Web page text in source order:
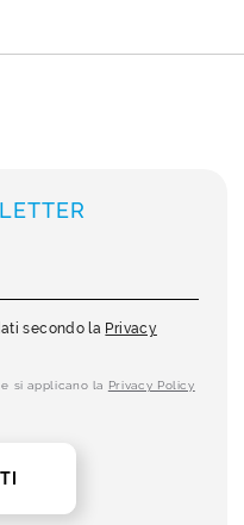
secondo la Privacy
si applicano la Privacy Policy